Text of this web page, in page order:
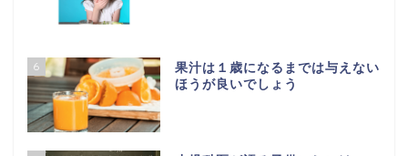
6
果汁は１歳になるまでは与えない
ほうが良いでしょう